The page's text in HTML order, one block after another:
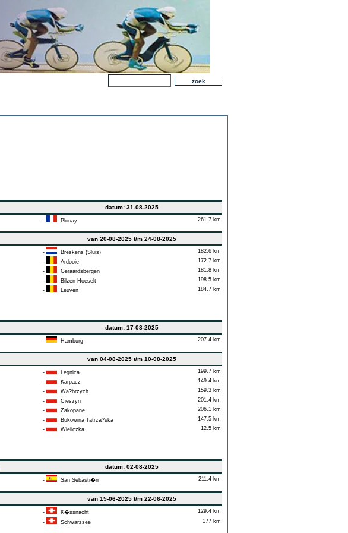
datum: 31-08-2025
- Plouay 261.7 km
van 20-08-2025 t/m 24-08-2025
- Breskens (Sluis)
182.6 km
- Ardooie
172.7 km
- Geraardsbergen
181.8 km
- Bilzen-Hoeselt
198.5 km
- Leuven
184.7 km
datum: 17-08-2025
- Hamburg 207.4 km
van 04-08-2025 t/m 10-08-2025
- Legnica
199.7 km
- Karpacz
149.4 km
- Wa?brzych
159.3 km
- Cieszyn
201.4 km
- Zakopane
206.1 km
- Bukowina Tatrza?ska
147.5 km
- Wieliczka
12.5 km
datum: 02-08-2025
- San Sebasti�n 211.4 km
van 15-06-2025 t/m 22-06-2025
- K�ssnacht
129.4 km
- Schwarzsee
177 km